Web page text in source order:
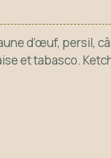
d’œuf, persil,
et tabasco.